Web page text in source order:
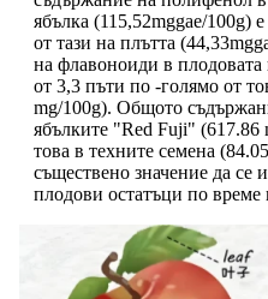
ябълка (115,52mggae/100g)
от тази на плътта
на флавоноиди в плодовата
от 3,3 пъти по -голямо от
mg/100g). Общото
ябълките "Red Fuji" (617.86
това в техните семена
съществено значение да се
плодови остатъци по време